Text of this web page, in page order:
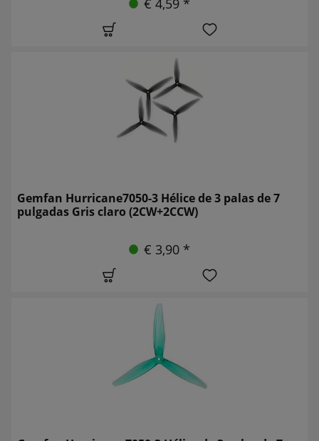
Gemfan Hurricane7050-3 Hélice de 3 palas de 7
pulgadas Gris claro (2CW+2CCW)
€ 3,90 *